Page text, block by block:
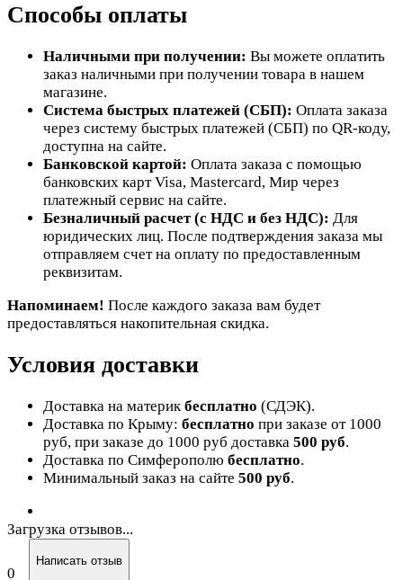
Способы оплаты
Наличными при получении: Вы можете оплатить
заказ наличными при получении товара в нашем
магазине.
Система быстрых платежей (СБП): Оплата заказа
через систему быстрых платежей (СБП) по QR-коду,
доступна на сайте.
Банковской картой: Оплата заказа с помощью
банковских карт Visa, Mastercard, Мир через
платежный сервис на сайте.
Безналичный расчет (с НДС и без НДС): Для
юридических лиц. После подтверждения заказа мы
отправляем счет на оплату по предоставленным
реквизитам.
Напоминаем! После каждого заказа вам будет
предоставляться накопительная скидка.
Условия доставки
Доставка на материкбесплатно (СДЭК).
Доставка по Крыму: бесплатно при заказе от 1000
руб, при заказе до 1000 руб доставка 500 руб.
Доставка по Симферополю бесплатно.
Минимальный заказ на сайте 500 руб.
Загрузка отзывов...
0
Написать отзыв